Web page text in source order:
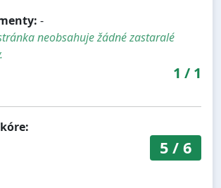
-
neobsahuje žádné zastaralé
1 / 1
5/ 6